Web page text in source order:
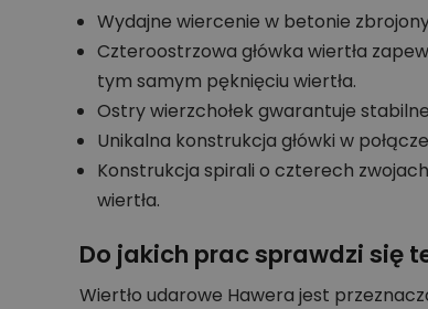
Wydajne wiercenie w betonie
Czteroostrzowa główka wiertła
tym samym pęknięciu wiertła.
Ostry wierzchołek gwarantuje
Unikalna konstrukcja główki w
Konstrukcja spirali o czterech
wiertła.
Do jakich prac sprawdzi się
Wiertło udarowe Hawera jest